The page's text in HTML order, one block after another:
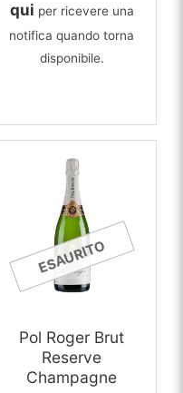
qui per ricevere una
notifica quando torna
disponibile.
ESAURITO
Pol Roger Brut
Reserve
Champagne